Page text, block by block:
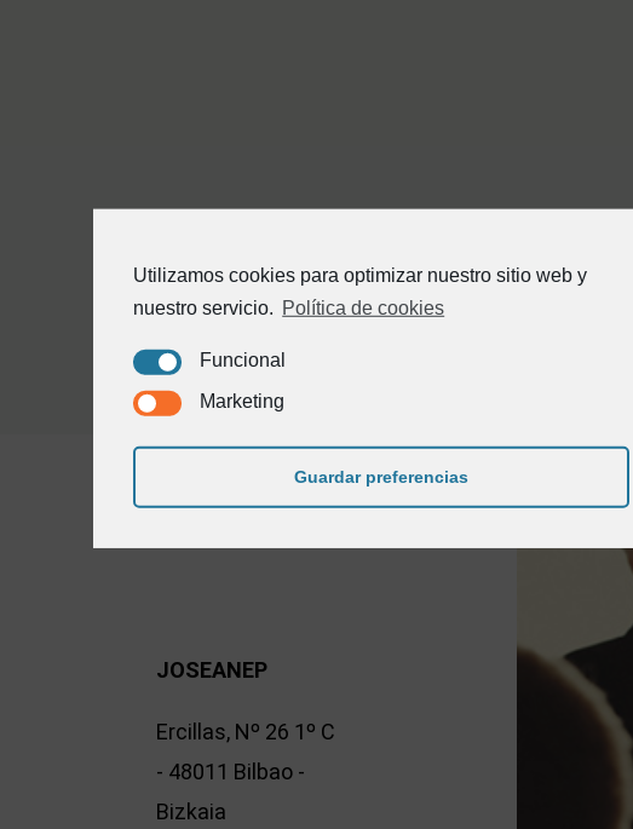
Utilizamos cookies para optimizar nuestro sitio web y
nuestro servicio. Política de cookies
Funcional
Marketing
Guardar preferencias
JOSEANEP
Ercillas, Nº 26 1º C
- 48011 Bilbao -
Bizkaia